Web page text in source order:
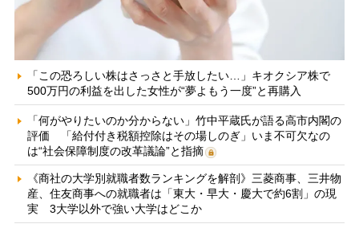
「この恐ろしい株はさっさと手放したい…」キオクシア株で
500万円の利益を出した女性が“夢よもう一度”と再購入
「何がやりたいのか分からない」竹中平蔵氏が語る高市内閣の
評価 「給付付き税額控除はその場しのぎ」いま不可欠なの
は“社会保障制度の改革議論”と指摘
《商社の大学別就職者数ランキングを解剖》三菱商事、三井物
産、住友商事への就職者は「東大・早大・慶大で約6割」の現
実 3大学以外で強い大学はどこか